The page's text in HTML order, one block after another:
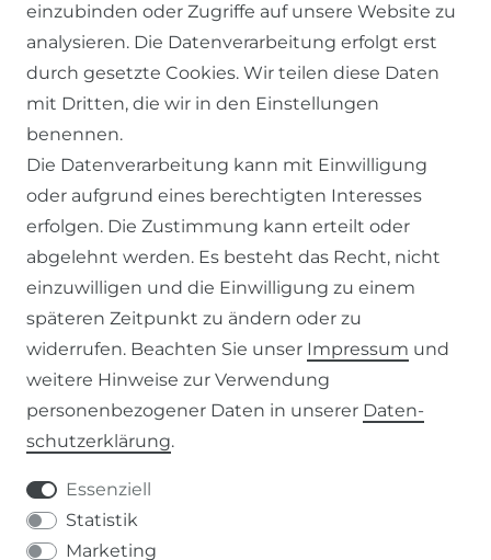
SERVICE
KONTAKT
ZAHLUNG & VERSAND
WIDERRUFSFORMULAR
RECHTLICHES
WIDERRUFSRECHT
IMPRESSUM
DATENSCHUTZERKLÄRUNG
einzubinden oder Zugriffe auf unsere Website zu
analysieren. Die Datenverarbeitung erfolgt erst
durch gesetzte Cookies. Wir teilen diese Daten
mit Dritten, die wir in den Einstellungen
benennen.
Die Datenverarbeitung kann mit Einwilligung
oder aufgrund eines berechtigten Interesses
erfolgen. Die Zustimmung kann erteilt oder
abgelehnt werden. Es besteht das Recht, nicht
einzuwilligen und die Einwilligung zu einem
späteren Zeitpunkt zu ändern oder zu
widerrufen. Beachten Sie unser Impressum und
weitere Hinweise zur Verwendung
personenbezogener Daten in unserer Daten­
schutz­erklärung.
Essenziell
Statistik
Marketing